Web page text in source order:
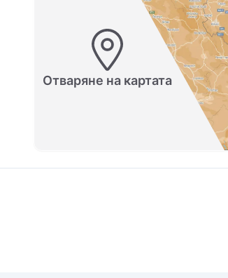
Отваряне на картата